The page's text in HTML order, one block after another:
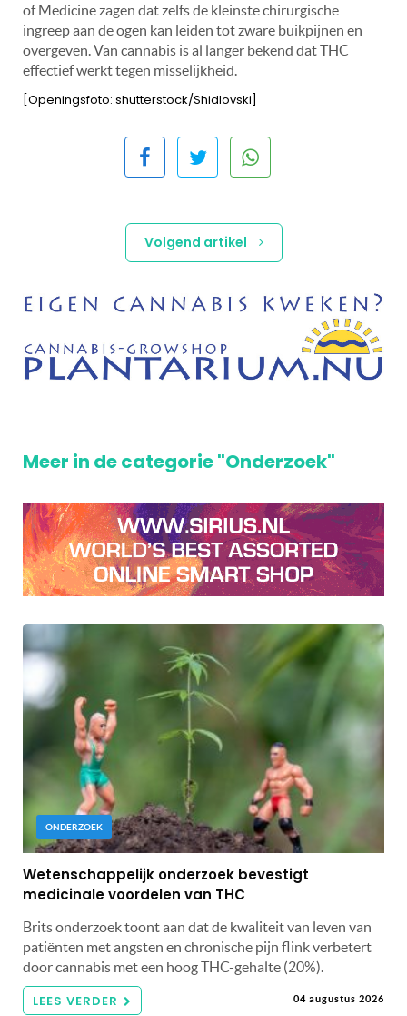
of Medicine zagen dat zelfs de kleinste chirurgische
ingreep aan de ogen kan leiden tot zware buikpijnen en
overgeven. Van cannabis is al langer bekend dat THC
effectief werkt tegen misselijkheid.
[Openingsfoto: shutterstock/Shidlovski]
Volgend artikel
Meer in de categorie "Onderzoek"
ONDERZOEK
Wetenschappelijk onderzoek bevestigt
medicinale voordelen van THC
Brits onderzoek toont aan dat de kwaliteit van leven van
patiënten met angsten en chronische pijn flink verbetert
door cannabis met een hoog THC-gehalte (20%).
LEES VERDER 04 augustus 2026